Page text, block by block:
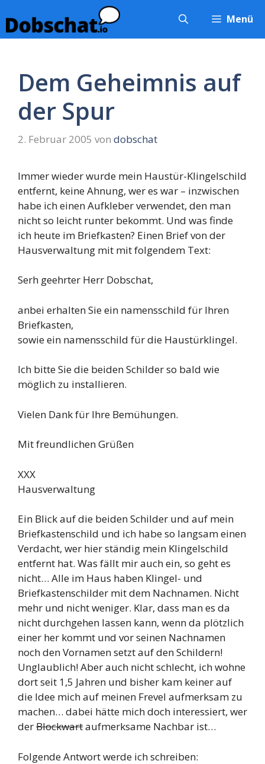
Inhalt
springen
Menü
Dem Geheimnis auf
der Spur
2. Februar 2005 von dobschat
Immer wieder wurde mein Haustür-Klingelschild
entfernt, keine Ahnung, wer es war – inzwischen
habe ich einen Aufkleber verwendet, den man
nicht so leicht runter bekommt. Und was finde
ich heute im Briefkasten? Einen Brief von der
Hausverwaltung mit mit folgendem Text:
Serh geehrter Herr Dobschat,
anbei erhalten Sie ein namensschild für Ihren
Briefkasten,
sowie ein namensschild für die Haustürklingel.
Ich bitte Sie die beiden Schilder so bald wie
möglich zu installieren.
Vielen Dank für Ihre Bemühungen.
Mit freundlichen Grüßen
XXX
Hausverwaltung
Ein Blick auf die beiden Schilder und auf mein
Briefkastenschild und ich habe so langsam einen
Verdacht, wer hier ständig mein Klingelschild
entfernt hat. Was fällt mir auch ein, so geht es
nicht… Alle im Haus haben Klingel- und
Briefkastenschilder mit dem Nachnamen. Nicht
mehr und nicht weniger. Klar, dass man es da
nicht durchgehen lassen kann, wenn da plötzlich
einer her kommt und vor seinen Nachnamen
noch den Vornamen setzt auf den Schildern!
Unglaublich! Aber auch nicht schlecht, ich wohne
dort seit 1,5 Jahren und bisher kam keiner auf
die Idee mich auf meinen Frevel aufmerksam zu
machen… dabei hätte mich doch interessiert, wer
derBlockwartaufmerksame Nachbar ist…
Folgende Antwort werde ich schreiben: